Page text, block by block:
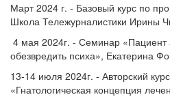
Март 2024 г. - Базовый курс по
Школа Тележурналистики Ирины
4 мая 2024г. - Семинар «Пациент
обезвредить психа», Екатерина
13-14 июля 2024г. - Авторский
«Гнатологическая концепция